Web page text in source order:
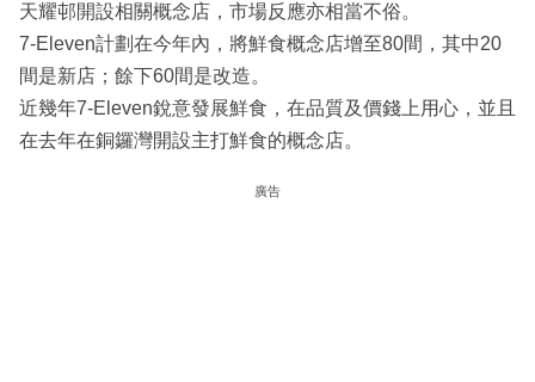
天耀邨開設相關概念店，市場反應亦相當不俗。
7-Eleven計劃在今年內，將鮮食概念店增至80間，其中20
間是新店；餘下60間是改造。
近幾年7-Eleven銳意發展鮮食，在品質及價錢上用心，並且
在去年在銅鑼灣開設主打鮮食的概念店。
廣告